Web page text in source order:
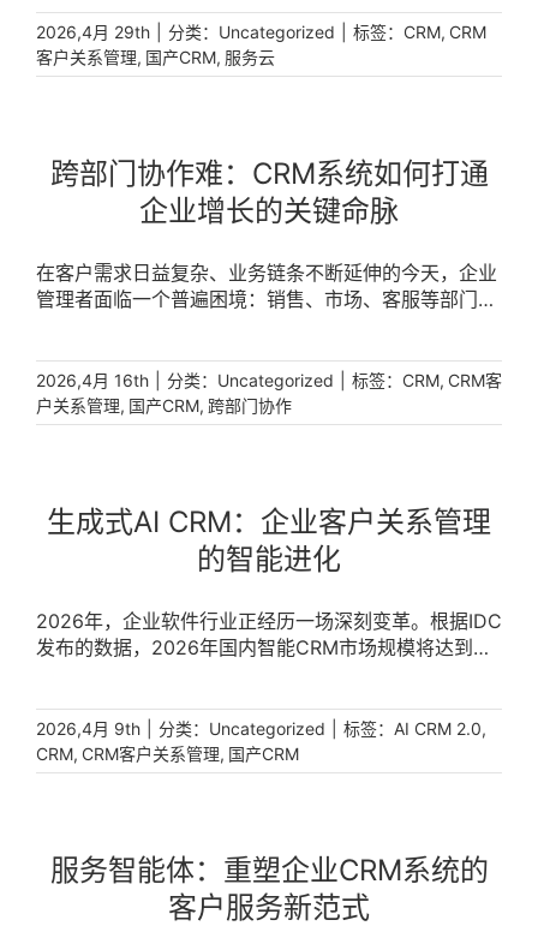
2026,4月 29th 分类： Uncategorized 标签： CRM, CRM
客户关系管理, 国产CRM, 服务云
跨部门协作难：CRM系统如何打通
企业增长的关键命脉
在客户需求日益复杂、业务链条不断延伸的今天，企业
管理者面临一个普遍困境：销售、市场、客服等部门各
息共享上存在跨部门壁垒，导致客户服务响应慢、销售
跟进错失关键机会。跨部门协作难的背后，不仅是效率
的损耗，更是客户体验的断裂和增长机会的流失。对于
必须攻克的战略命题。 [...]
2026,4月 16th 分类： Uncategorized 标签： CRM, CRM客
户关系管理, 国产CRM, 跨部门协作
生成式AI CRM：企业客户关系管理
的智能进化
2026年，企业软件行业正经历一场深刻变革。根据IDC
发布的数据，2026年国内智能CRM市场规模将达到
预计从2023年的12%跃升至2026年的68%。Gartner
进一步预测，到2026年底，超过40%的企业将在销售
和客服流程中部署自主智能体，标志着CRM行业正式进
2026,4月 9th 分类： Uncategorized 标签： AI CRM 2.0,
CRM, CRM客户关系管理, 国产CRM
服务智能体：重塑企业CRM系统的
客户服务新范式